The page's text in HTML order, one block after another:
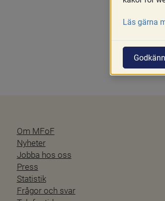
Om MFoF
Nyheter
Jobba hos oss
Press
Statistik
Frågor och svar
Läs gärna